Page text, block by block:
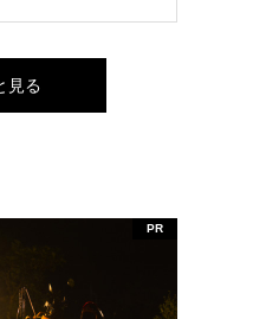
見る
PR